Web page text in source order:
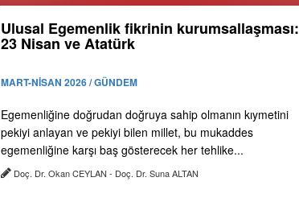
Ulusal Egemenlik fikrinin kurumsallaşması:
23 Nisan ve Atatürk
MART-NİSAN 2026 / GÜNDEM
Egemenliğine doğrudan doğruya sahip olmanın kıymetini
pekiyi anlayan ve pekiyi bilen millet, bu mukaddes
egemenliğine karşı baş gösterecek her tehlike...
Doç. Dr. Okan CEYLAN - Doç. Dr. Suna ALTAN